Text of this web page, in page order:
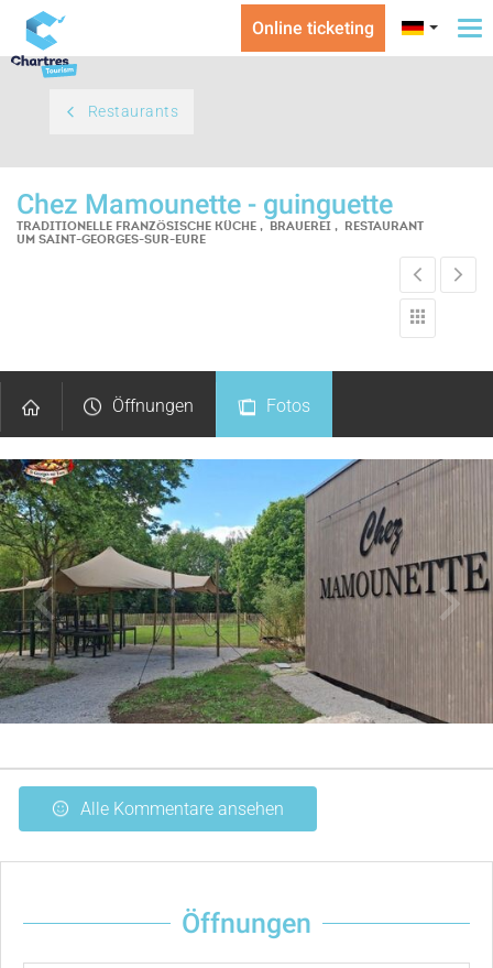
Online ticketing
Restaurants
Chez Mamounette - guinguette
TRADITIONELLE FRANZÖSISCHE KÜCHE , BRAUEREI , RESTAURANT
UM SAINT-GEORGES-SUR-EURE
Öffnungen Fotos
Kommentare Lageplan
Alle Kommentare ansehen
Öffnungen